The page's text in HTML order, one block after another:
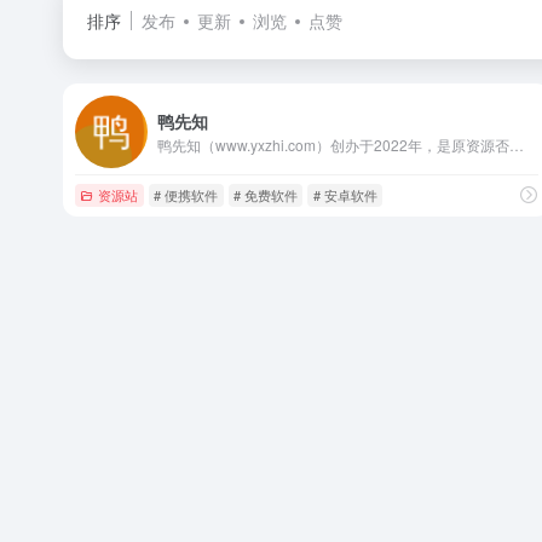
排序 发布 更新 浏览 点赞
鸭先知
资源站 # 便携软件 # 免费软件 # 安卓软件